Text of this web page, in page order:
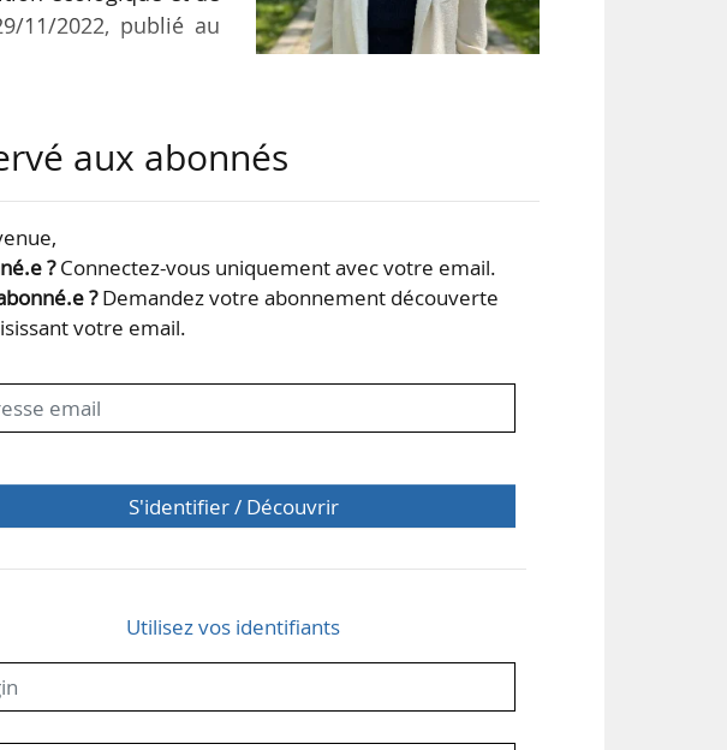
11/2022, publié au
relations
aux abonnés
?Connectez-vous uniquement avec votre email.
?Demandez votre abonnement découverte
votre email.
S'identifier / Découvrir
Utilisez vos identifiants